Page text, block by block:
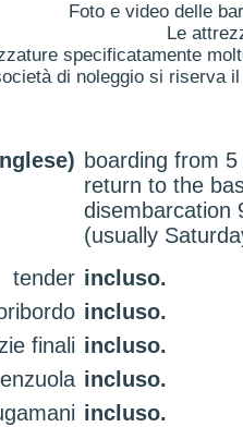
Foto e video delle
Le
specificatamente
di noleggio si riserva
boarding from 5
return to the
disembarcation
(usually
tender incluso.
incluso.
finali incluso.
incluso.
incluso.